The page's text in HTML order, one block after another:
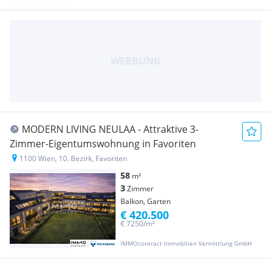
MODERN LIVING NEULAA - Attraktive 3-
Zimmer-Eigentumswohnung in Favoriten
1100 Wien, 10. Bezirk, Favoriten
58 m²
3Zimmer
Balkon, Garten
IMMOcontract Immobilien Vermittlung GmbH
€ 7250/m²
€ 420.500